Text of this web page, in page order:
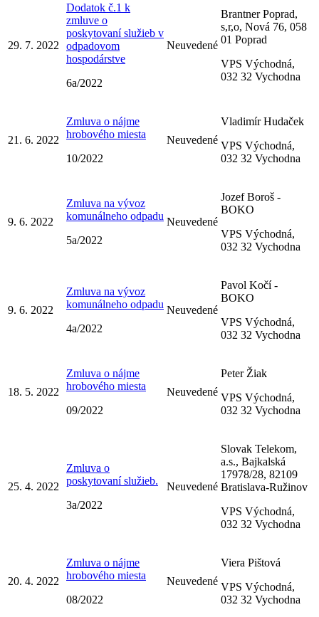
29. 7. 2022
Dodatok č.1 k
zmluve o
poskytovaní služieb v
odpadovom
hospodárstve
6a/2022
Neuvedené
Brantner Poprad,
s,r,o, Nová 76, 058
01 Poprad
VPS Východná,
032 32 Vychodna
21. 6. 2022
Zmluva o nájme
hrobového miesta
10/2022
Neuvedené
Vladimír Hudaček
VPS Východná,
032 32 Vychodna
9. 6. 2022
Zmluva na vývoz
komunálneho odpadu
5a/2022
Neuvedené
Jozef Boroš -
BOKO
VPS Východná,
032 32 Vychodna
9. 6. 2022
Zmluva na vývoz
komunálneho odpadu
4a/2022
Neuvedené
Pavol Kočí -
BOKO
VPS Východná,
032 32 Vychodna
18. 5. 2022
Zmluva o nájme
hrobového miesta
09/2022
Neuvedené
Peter Žiak
VPS Východná,
032 32 Vychodna
25. 4. 2022
Zmluva o
poskytovaní služieb.
3a/2022
Neuvedené
Slovak Telekom,
a.s., Bajkalská
17978/28, 82109
Bratislava-Ružinov
VPS Východná,
032 32 Vychodna
20. 4. 2022
Zmluva o nájme
hrobového miesta
08/2022
Neuvedené
Viera Pištová
VPS Východná,
032 32 Vychodna